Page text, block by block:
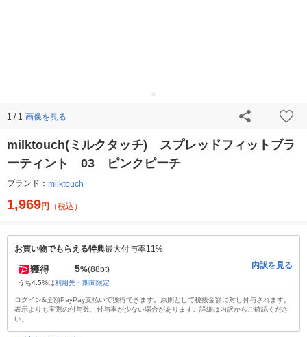
1 / 1 画像を見る
milktouch(ミルクタッチ) スプレッドフィットブラ
ーティント 03 ピンクピーチ
ブランド： milktouch
1,969円 （税込）
お買い物でもらえる特典最大付与率11%
獲得 5%(88pt)
うち4.5%は利用先・期間限定
内訳を見る
ログイン&全額PayPay支払いで獲得できます。原則として税抜金額に対し付与されます。
表示よりも実際の付与数、付与率が少ない場合があります。詳細は内訳からご確認くださ
い。